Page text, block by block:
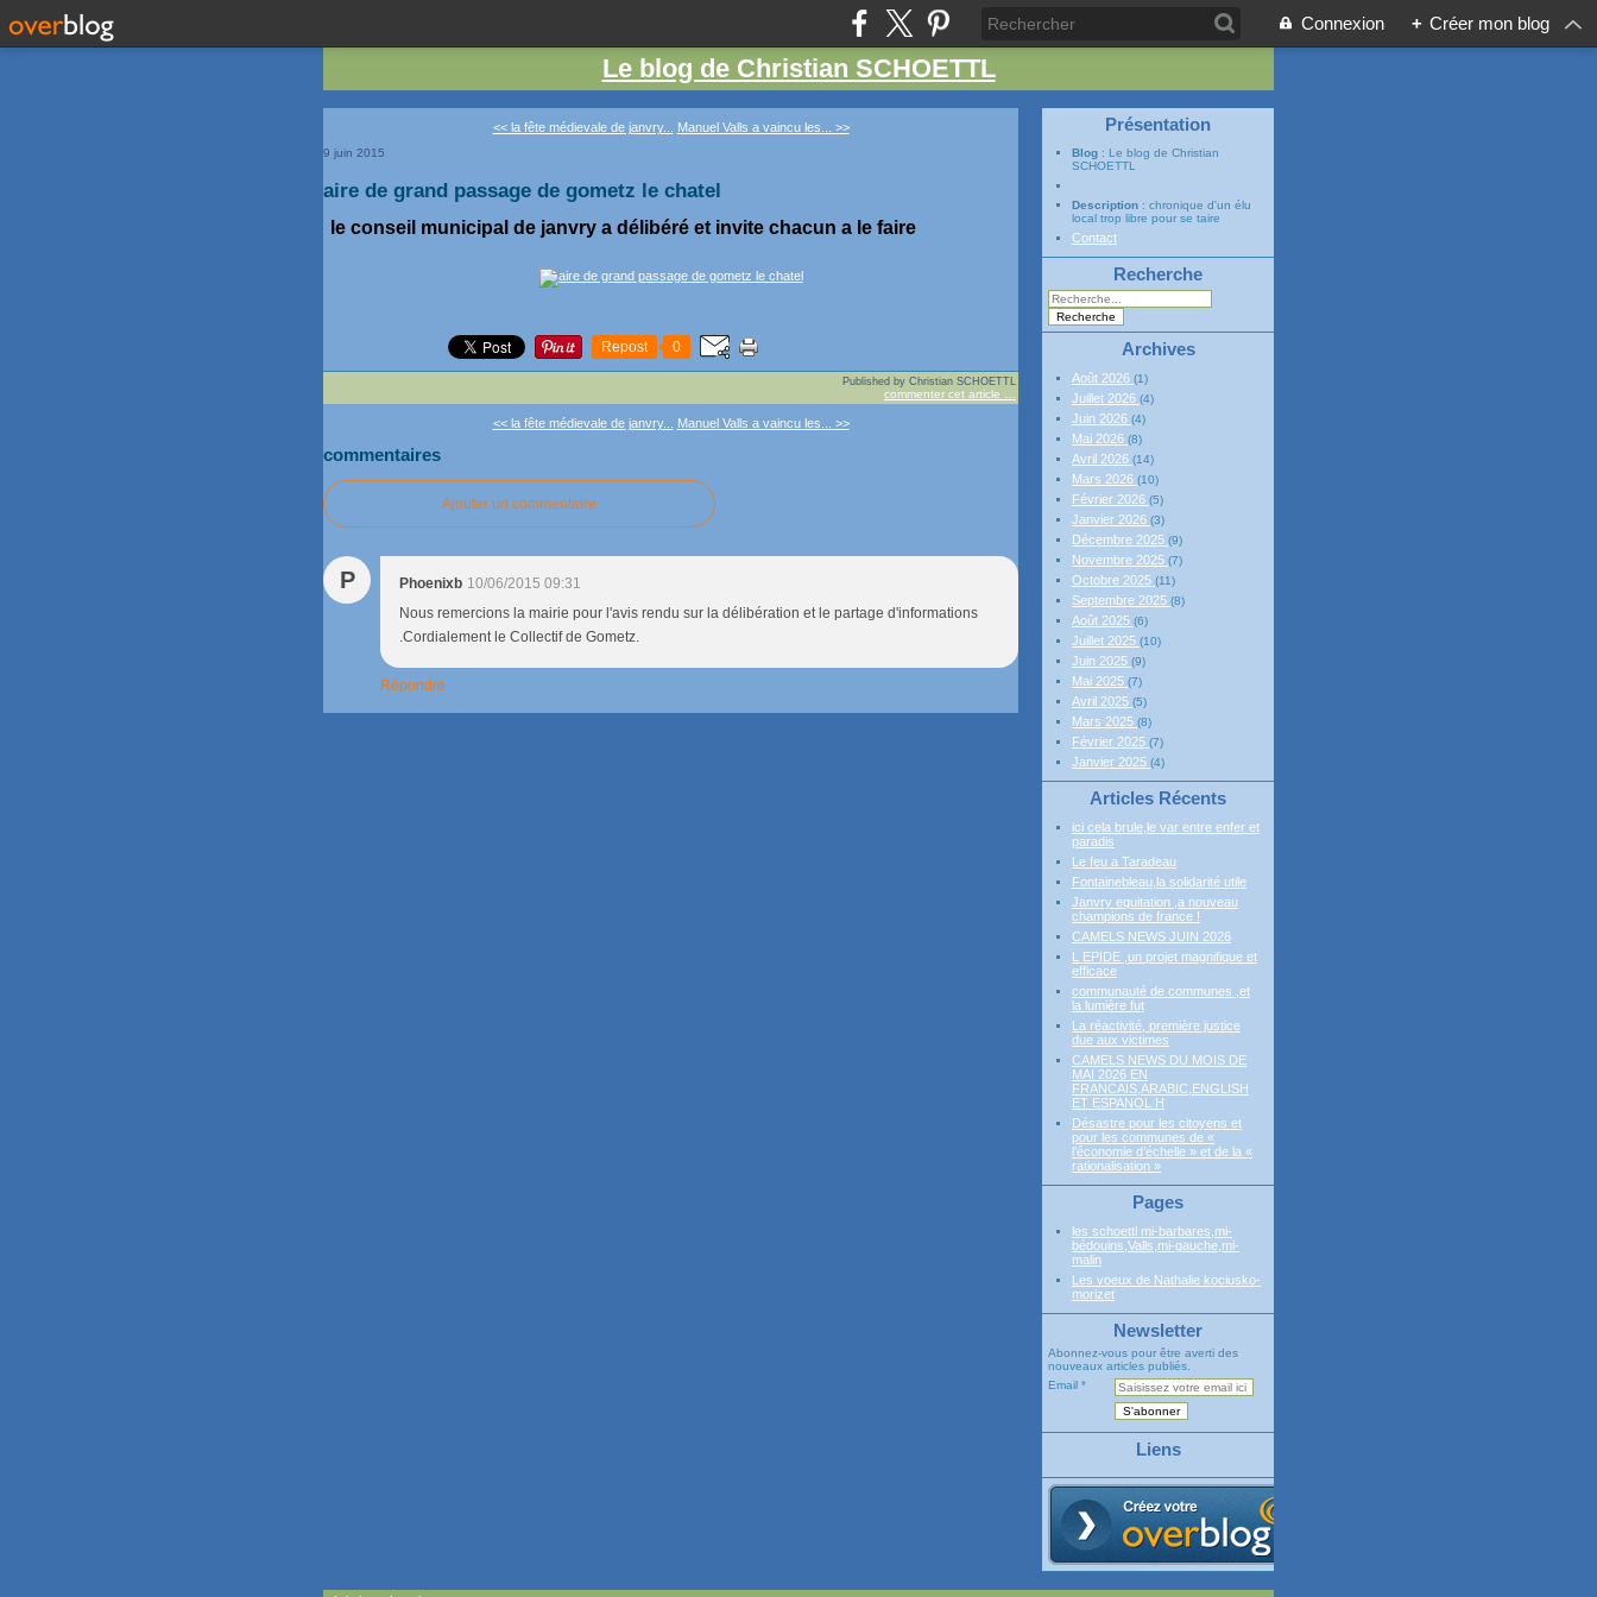
Connexion + Créer mon blog
Le blog de Christian SCHOETTL
<< la fête médievale de janvry... Manuel Valls a vaincu les... >>
9 juin 2015
aire de grand passage de gometz le chatel
le conseil municipal de janvry a délibéré et invite chacun a le faire
Repost 0
Published by Christian SCHOETTL
commenter cet article
<< la fête médievale de janvry... Manuel Valls a vaincu les... >>
commentaires
Ajouter un commentaire
P Phoenixb 10/06/2015 09:31
Nous remercions la mairie pour l'avis rendu sur la délibération et le partage d'informations
.Cordialement le Collectif de Gometz.
Répondre
Présentation
Blog : Le blog de Christian
SCHOETTL
Description : chronique d'un élu
local trop libre pour se taire
Contact
Recherche
Archives
Août 2026 (1)
Juillet 2026 (4)
Juin 2026 (4)
Mai 2026 (8)
Avril 2026 (14)
Mars 2026 (10)
Février 2026 (5)
Janvier 2026 (3)
Décembre 2025 (9)
Novembre 2025 (7)
Octobre 2025 (11)
Septembre 2025 (8)
Août 2025 (6)
Juillet 2025 (10)
Juin 2025 (9)
Mai 2025 (7)
Avril 2025 (5)
Mars 2025 (8)
Février 2025 (7)
Janvier 2025 (4)
Articles Récents
ici cela brule,le var entre enfer et
paradis
Le feu a Taradeau
Fontainebleau,la solidarité utile
Janvry equitation ,a nouveau
champions de france !
CAMELS NEWS JUIN 2026
L EPIDE ,un projet magnifique et
efficace
communauté de communes ,et
la lumière fut
La réactivité, première justice
due aux victimes
CAMELS NEWS DU MOIS DE
MAI 2026 EN
FRANCAIS,ARABIC,ENGLISH
ET ESPANOL H
Désastre pour les citoyens et
pour les communes de «
l’économie d’échelle » et de la «
rationalisation »
Pages
les schoettl mi-barbares,mi-
bédouins,Valls,mi-gauche,mi-
malin
Les voeux de Nathalie kociusko-
morizet
Newsletter
Abonnez-vous pour être averti des
nouveaux articles publiés.
Email
Liens